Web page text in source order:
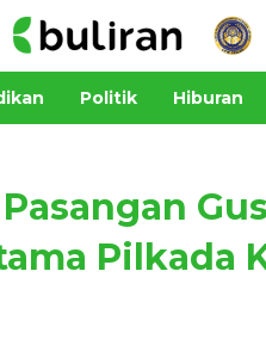
Politik Hiburan
Pilkada